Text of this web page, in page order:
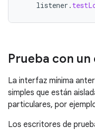
listener .
Prueba con
La interfaz mínima
simples que están
particulares, por
Los escritores de